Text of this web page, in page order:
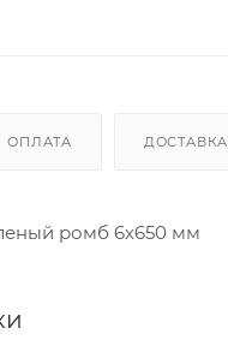
ОПЛАТА ДОСТАВКА
ромб 6х650 мм